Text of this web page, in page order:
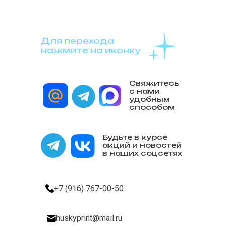
Свяжитесь
с нами
удобным
способом
Будьте в курсе
акций и новостей
в наших соцсетях
Для перехода
нажмите на иконку
+7 (916) 767-00-50
huskyprint@mail.ru